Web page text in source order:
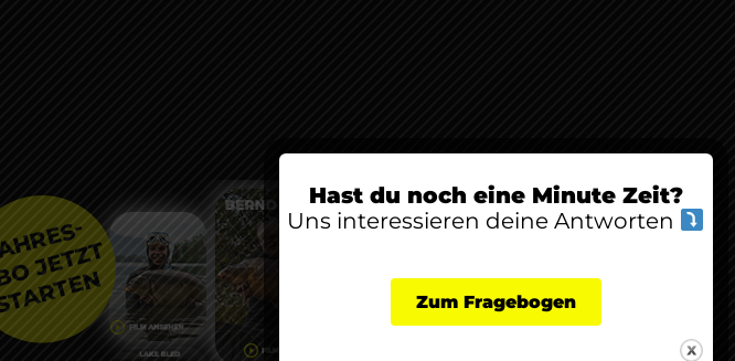
X
Hast du noch eine Minute Zeit?
Uns interessieren deine Antworten
Zum Fragebogen